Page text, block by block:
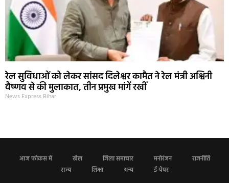
रेल सुविधाओं को लेकर सांसद दिलेश्वर कामैत ने रेल मंत्री अश्विनी
वैष्णव से की मुलाकात, तीन प्रमुख मांगें रखीं
News Express Bihar
आज फोकस में खेल जिला समाचार मनोरंजन
राजनीति
राज्य
शिक्षा अन्य ई-पेपर